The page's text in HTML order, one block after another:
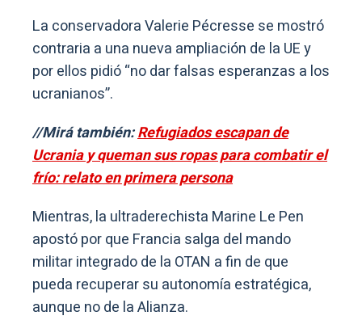
La conservadora Valerie Pécresse se mostró
contraria a una nueva ampliación de la UE y
por ellos pidió “no dar falsas esperanzas a los
ucranianos”.
//Mirá también:Refugiados escapan de
Ucrania y queman sus ropas para combatir el
frío: relato en primera persona
Mientras, la ultraderechista Marine Le Pen
apostó por que Francia salga del mando
militar integrado de la OTAN a fin de que
pueda recuperar su autonomía estratégica,
aunque no de la Alianza.